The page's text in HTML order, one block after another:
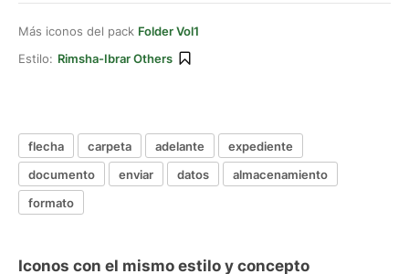
Más iconos del pack Folder Vol1
Estilo: Rimsha-Ibrar Others
flecha carpeta adelante
expediente
documento
enviar datos
almacenamiento
formato
Iconos con el mismo estilo y concepto